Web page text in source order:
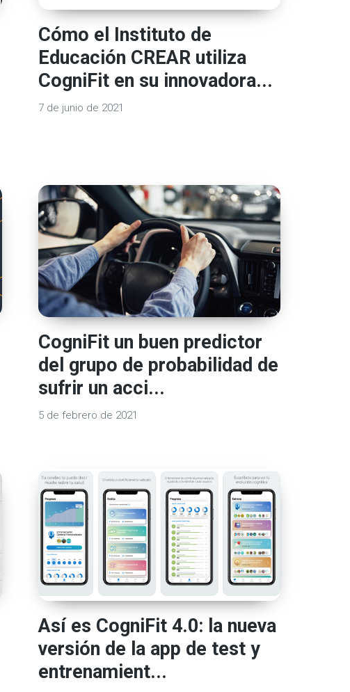
Cómo el Instituto de
Educación CREAR utiliza
CogniFit en su innovadora...
7 de junio de 2021
CogniFit un buen predictor
del grupo de probabilidad de
sufrir un acci...
5 de febrero de 2021
Así es CogniFit 4.0: la nueva
versión de la app de test y
entrenamient...